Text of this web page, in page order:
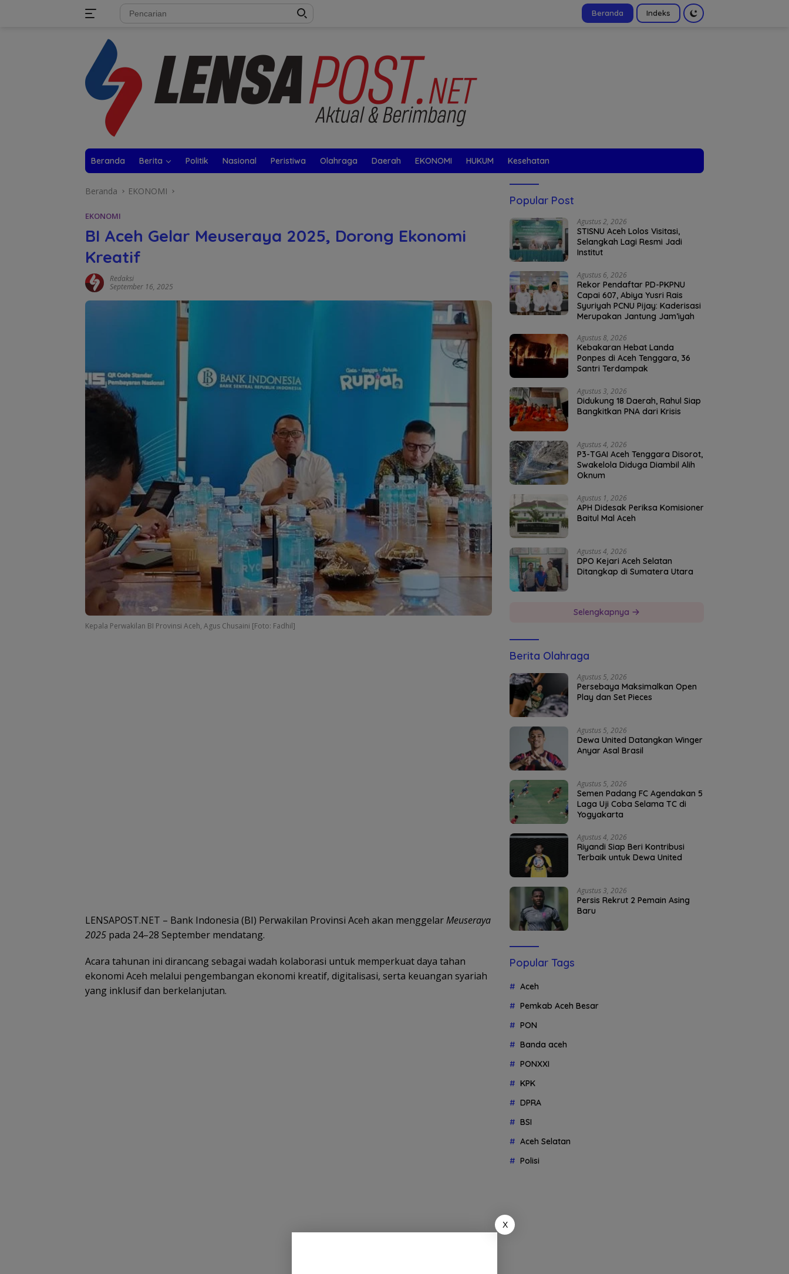
Beranda Indeks
Beranda Berita Politik Nasional Peristiwa Olahraga Daerah EKONOMI HUKUM Kesehatan
Beranda EKONOMI
EKONOMI
BI Aceh Gelar Meuseraya 2025, Dorong Ekonomi
Kreatif
Redaksi
September 16, 2025
Kepala Perwakilan BI Provinsi Aceh, Agus Chusaini [Foto: Fadhil]
LENSAPOST.NET – Bank Indonesia (BI) Perwakilan Provinsi Aceh akan menggelarMeuseraya
2025 pada 24–28 September mendatang.
Acara tahunan ini dirancang sebagai wadah kolaborasi untuk memperkuat daya tahan
ekonomi Aceh melalui pengembangan ekonomi kreatif, digitalisasi, serta keuangan syariah
yang inklusif dan berkelanjutan.
Popular Post
Agustus 2, 2026
STISNU Aceh Lolos Visitasi,
Selangkah Lagi Resmi Jadi
Institut
Agustus 6, 2026
Rekor Pendaftar PD-PKPNU
Capai 607, Abiya Yusri Rais
Syuriyah PCNU Pijay: Kaderisasi
Merupakan Jantung Jam’iyah
Agustus 8, 2026
Kebakaran Hebat Landa
Ponpes di Aceh Tenggara, 36
Santri Terdampak
Agustus 3, 2026
Didukung 18 Daerah, Rahul Siap
Bangkitkan PNA dari Krisis
Agustus 4, 2026
P3-TGAI Aceh Tenggara Disorot,
Swakelola Diduga Diambil Alih
Oknum
Agustus 1, 2026
APH Didesak Periksa Komisioner
Baitul Mal Aceh
Agustus 4, 2026
DPO Kejari Aceh Selatan
Ditangkap di Sumatera Utara
Selengkapnya
Berita Olahraga
Agustus 5, 2026
Persebaya Maksimalkan Open
Play dan Set Pieces
Agustus 5, 2026
Dewa United Datangkan Winger
Anyar Asal Brasil
Agustus 5, 2026
Semen Padang FC Agendakan 5
Laga Uji Coba Selama TC di
Yogyakarta
Agustus 4, 2026
Riyandi Siap Beri Kontribusi
Terbaik untuk Dewa United
Agustus 3, 2026
Persis Rekrut 2 Pemain Asing
Baru
Popular Tags
Aceh
Pemkab Aceh Besar
PON
Banda aceh
PONXXI
KPK
DPRA
BSI
Aceh Selatan
Polisi
X